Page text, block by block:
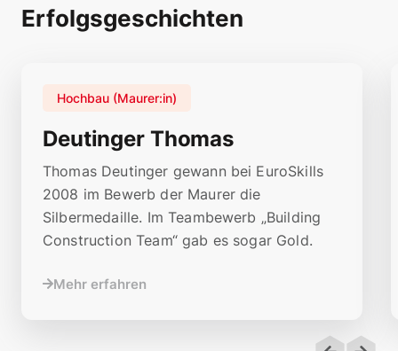
Erfolgsgeschichten
Deutinger Thomas
Hochbau (Maurer:in)
Thomas Deutinger gewann bei EuroSkills
2008 im Bewerb der Maurer die
Silbermedaille. Im Teambewerb „Building
Construction Team“ gab es sogar Gold.
Mehr erfahren